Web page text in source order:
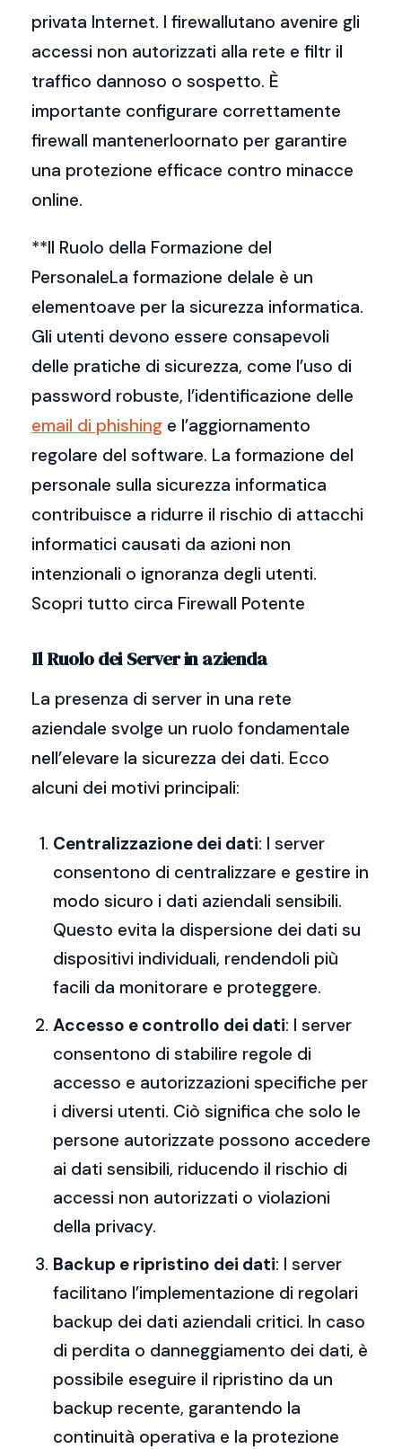
privata Internet. I firewallutano avenire gli
accessi non autorizzati alla rete e filtr il
traffico dannoso o sospetto. È
importante configurare correttamente
firewall mantenerloornato per garantire
una protezione efficace contro minacce
online.
**Il Ruolo della Formazione del
PersonaleLa formazione delale è un
elementoave per la sicurezza informatica.
Gli utenti devono essere consapevoli
delle pratiche di sicurezza, come l’uso di
password robuste, l’identificazione delle
email di phishing e l’aggiornamento
regolare del software. La formazione del
personale sulla sicurezza informatica
contribuisce a ridurre il rischio di attacchi
informatici causati da azioni non
intenzionali o ignoranza degli utenti.
Scopri tutto circa Firewall Potente
Il Ruolo dei Server in azienda
La presenza di server in una rete
aziendale svolge un ruolo fondamentale
nell’elevare la sicurezza dei dati. Ecco
alcuni dei motivi principali:
Centralizzazione dei dati: I server
consentono di centralizzare e gestire in
modo sicuro i dati aziendali sensibili.
Questo evita la dispersione dei dati su
dispositivi individuali, rendendoli più
facili da monitorare e proteggere.
Accesso e controllo dei dati: I server
consentono di stabilire regole di
accesso e autorizzazioni specifiche per
i diversi utenti. Ciò significa che solo le
persone autorizzate possono accedere
ai dati sensibili, riducendo il rischio di
accessi non autorizzati o violazioni
della privacy.
Backup e ripristino dei dati: I server
facilitano l’implementazione di regolari
backup dei dati aziendali critici. In caso
di perdita o danneggiamento dei dati, è
possibile eseguire il ripristino da un
backup recente, garantendo la
continuità operativa e la protezione